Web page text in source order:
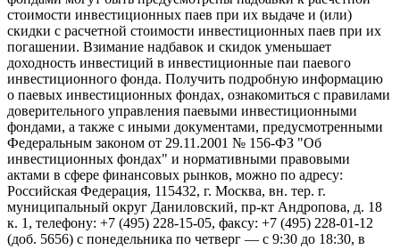
стоимости инвестиционных паев при их выдаче и (или)
скидки с расчетной стоимости инвестиционных паев при их
погашении. Взимание надбавок и скидок уменьшает
доходность инвестиций в инвестиционные паи паевого
инвестиционного фонда. Получить подробную информацию
о паевых инвестиционных фондах, ознакомиться с правилами
доверительного управления паевыми инвестиционными
фондами, а также с иными документами, предусмотренными
Федеральным законом от 29.11.2001 № 156-ФЗ "Об
инвестиционных фондах" и нормативными правовыми
актами в сфере финансовых рынков, можно по адресу:
Российская Федерация, 115432, г. Москва, вн. тер. г.
муниципальный округ Даниловский, пр-кт Андропова, д. 18
к. 1, телефону: +7 (495) 228-15-05, факсу: +7 (495) 228-01-12
(доб. 5656) с понедельника по четверг — c 9:30 до 18:30, в